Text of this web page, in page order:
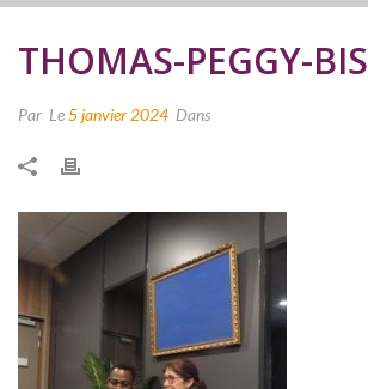
THOMAS-PEGGY-BIS
Par Le5 janvier 2024 Dans